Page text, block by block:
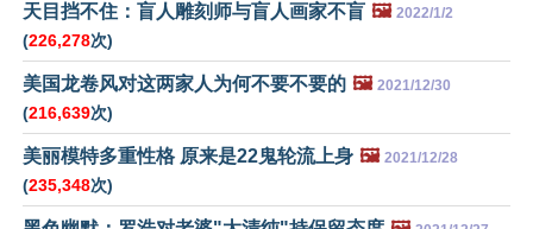
天目挡不住：盲人雕刻师与盲人画家不盲 🖼️ 2022/1/2
(226,278次)
美国龙卷风对这两家人为何不要不要的 🖼️ 2021/12/30
(216,639次)
美丽模特多重性格 原来是22鬼轮流上身 🖼️ 2021/12/28
(235,348次)